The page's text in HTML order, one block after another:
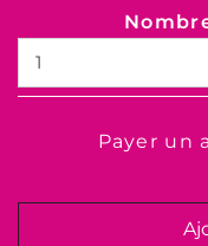
Payer un